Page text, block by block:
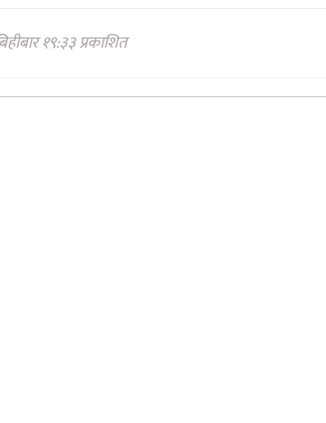
१९:३३ प्रकाशित